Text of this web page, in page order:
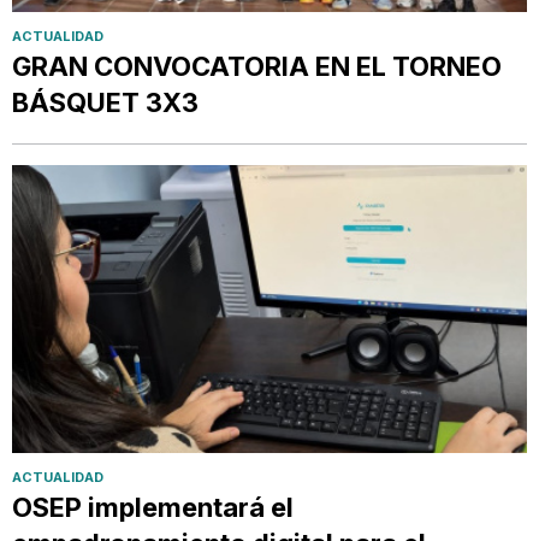
ACTUALIDAD
GRAN CONVOCATORIA EN EL TORNEO
BÁSQUET 3X3
ACTUALIDAD
OSEP implementará el